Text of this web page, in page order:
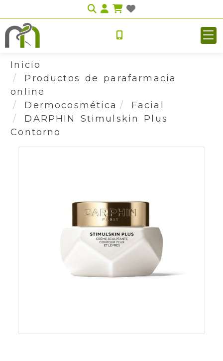
Identifícate
Inicio
Productos de parafarmacia
online
Dermocosmética
Facial
DARPHIN Stimulskin Plus
Contorno